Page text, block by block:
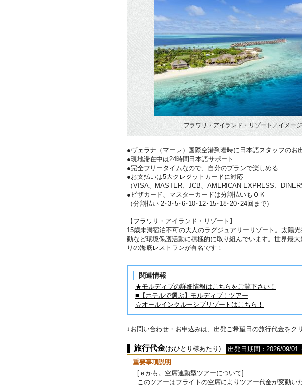
フラワリ・アイランド・リゾート／イメージ
●ヴェラナ（マーレ）国際空港到着時に日本語スタッフのお
●現地滞在中は24時間日本語サポート
●完全フリータイムなので、自分のプランで楽しめる
●お支払いは5大クレジットカードに対応
（VISA、MASTER、JCB、AMERICAN EXPRESS、
●ビザカード、マスターカードは分割払いもＯＫ
（分割払い 2･3･5･6･10･12･15･18･20･24回まで）
【フラワリ・アイランド・リゾート】
15歳未満宿泊不可の大人のラグジュアリーリゾート。太陽
動など環境保護活動に積極的に取り組んでいます。世界最
りの海底レストランが有名です！
関連情報
★モルディブの詳細情報はこちらをご覧下さい！
■【ホテルで選ぶ】モルディブ！ツアー
☆オールインクルーシブリゾートはこちら！
↓お問い合わせ・お申込みは、出発ご希望日の旅行代金をク
旅行代金(おひとり様あたり)
出発日期間：2026/09/01
重要事項説明
[ｅかも。空席連動型ツアーについて]
このツアーはフライトの空席によりツアー代金が変動い